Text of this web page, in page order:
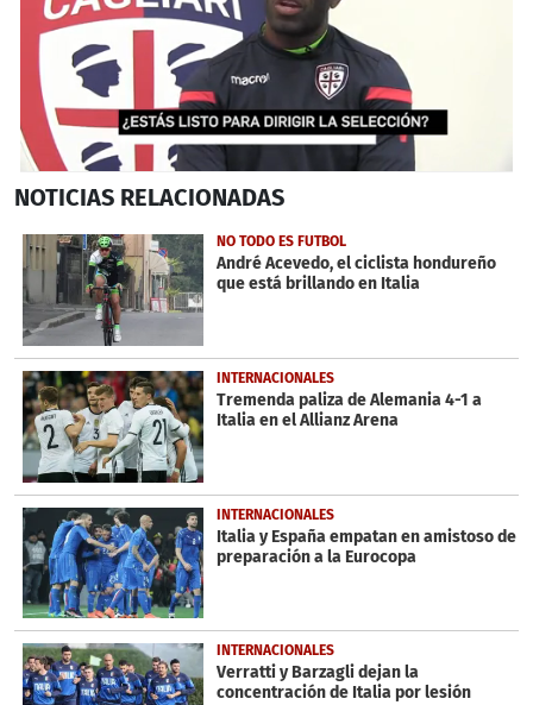
seconds
3
minutes,
25
seconds
NOTICIAS RELACIONADAS
NO TODO ES FUTBOL
André Acevedo, el ciclista hondureño
que está brillando en Italia
INTERNACIONALES
Tremenda paliza de Alemania 4-1 a
Italia en el Allianz Arena
INTERNACIONALES
Italia y España empatan en amistoso de
preparación a la Eurocopa
INTERNACIONALES
Verratti y Barzagli dejan la
concentración de Italia por lesión